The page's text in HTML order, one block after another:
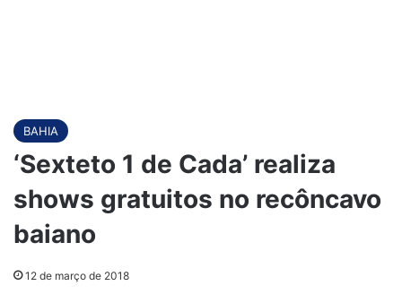
BAHIA
‘Sexteto 1 de Cada’ realiza
shows gratuitos no recôncavo
baiano
12 de março de 2018